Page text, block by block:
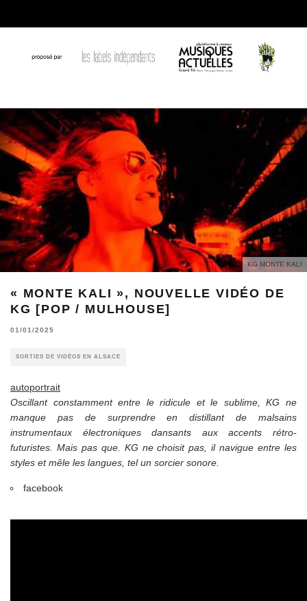
KG MONTE KALI
« MONTE KALI », NOUVELLE VIDÉO DE
KG [POP / MULHOUSE]
01/01/2025
SORTIES DE VIDÉOS EN ALSACE
autoportrait
Oscillant constamment entre le ridicule et le sublime, KG ne
manque pas de surprendre en distillant de malsains
instrumentaux électroniques dansants aux accents rétro-
futuristes. Mais pas que. KG ne choisit pas, il navigue entre les
styles et mêle les langues, tel un sorcier sonore.
facebook